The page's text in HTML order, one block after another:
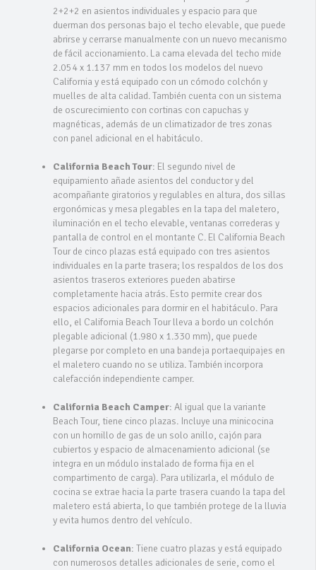
2+2+2 en asientos individuales y espacio para que
duerman dos personas bajo el techo elevable, que puede
abrirse y cerrarse manualmente con un nuevo mecanismo
de fácil accionamiento. La cama elevada del techo mide
2.054 x 1.137 mm en todos los modelos del nuevo
California y está equipado con un cómodo colchón y
muelles de alta calidad. También cuenta con un sistema
de oscurecimiento con cortinas con capuchas y
magnéticas, además de un climatizador de tres zonas
con panel adicional en el habitáculo.
California Beach Tour: El segundo nivel de
equipamiento añade asientos del conductor y del
acompañante giratorios y regulables en altura, dos sillas
ergonómicas y mesa plegables en la tapa del maletero,
iluminación en el techo elevable, ventanas correderas y
pantalla de control en el montante C. El California Beach
Tour de cinco plazas está equipado con tres asientos
individuales en la parte trasera; los respaldos de los dos
asientos traseros exteriores pueden abatirse
completamente hacia atrás. Esto permite crear dos
espacios adicionales para dormir en el habitáculo. Para
ello, el California Beach Tour lleva a bordo un colchón
plegable adicional (1.980 x 1.330 mm), que puede
plegarse por completo en una bandeja portaequipajes en
el maletero cuando no se utiliza. También incorpora
calefacción independiente camper.
California Beach Camper: Al igual que la variante
Beach Tour, tiene cinco plazas. Incluye una minicocina
con un hornillo de gas de un solo anillo, cajón para
cubiertos y espacio de almacenamiento adicional (se
integra en un módulo instalado de forma fija en el
compartimento de carga). Para utilizarla, el módulo de
cocina se extrae hacia la parte trasera cuando la tapa del
maletero está abierta, lo que también protege de la lluvia
y evita humos dentro del vehículo.
California Ocean: Tiene cuatro plazas y está equipado
con numerosos detalles adicionales de serie, como el